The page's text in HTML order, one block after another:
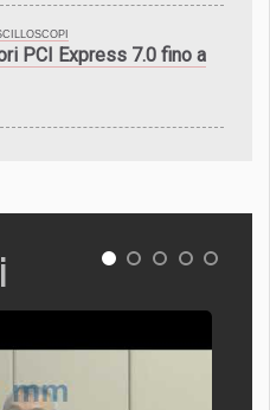
PCI Express 7.0 fino a